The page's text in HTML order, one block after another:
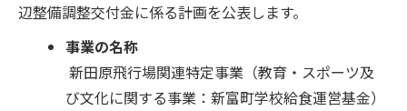
辺整備調整交付金に係る計画を公表します。
事業の名称
新田原飛行場関連特定事業（教育・スポーツ及
び文化に関する事業：新富町学校給食運営基金）